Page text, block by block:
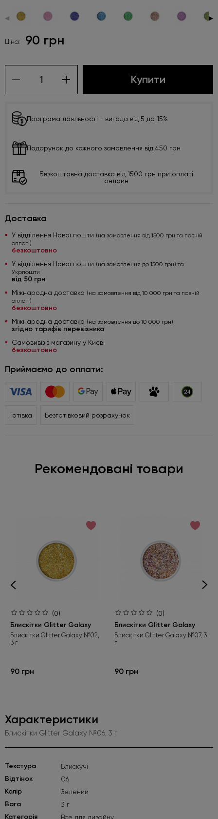
◀ ▶
Ціна: 90 грн
Купити
Програма лояльності - вигода від 5 до 15%
Подарунок до кожного замовлення від 450 грн
Безкоштовна доставка від 1500 грн при оплаті
онлайн
Доставка
У відділення Нової пошти (на замовлення від 1500 грн та повній
оплаті)
безкоштовно
У відділення Нової пошти (на замовлення до 1500 грн) та
Укрпошти
від 50 грн
Міжнародна доставка (на замовлення від 10 000 грн та повній
оплаті)
безкоштовно
Міжнародна доставка (на замовлення до 10 000 грн)
згідно тарифів перевізника
Самовивіз з магазину у Києві
безкоштовно
Приймаємо до оплати:
Готівка Безготівковий розрахунок
Рекомендовані товари
(0)
Блискітки Glitter Galaxy
Блискітки Glitter Galaxy №02,
3 г
90 грн
(0)
Блискітки Glitter Galaxy
Блискітки Glitter Galaxy №07, 3
г
90 грн
Характеристики
Блискітки Glitter Galaxy №06, 3 г
Текстура Блискучі
Відтінок 06
Колір Зелений
Вага 3 г
Категорія Все для дизайну